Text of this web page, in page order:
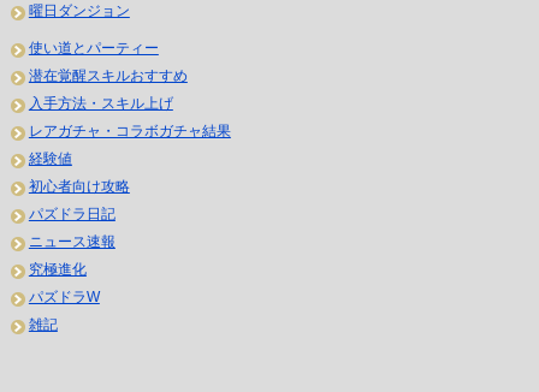
曜日ダンジョン
使い道とパーティー
潜在覚醒スキルおすすめ
入手方法・スキル上げ
レアガチャ・コラボガチャ結果
経験値
初心者向け攻略
パズドラ日記
ニュース速報
究極進化
パズドラW
雑記